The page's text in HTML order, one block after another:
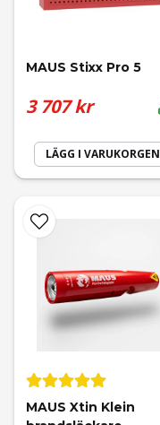
MAUS Stixx Pro 5
3 707 kr
LÄGG I VARUKORGEN
MAUS Xtin Klein